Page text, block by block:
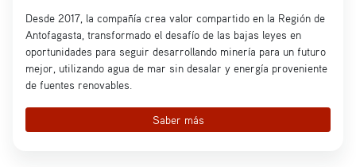
Desde 2017, la compañía crea valor compartido en la Región de
Antofagasta, transformado el desafío de las bajas leyes en
oportunidades para seguir desarrollando minería para un futuro
mejor, utilizando agua de mar sin desalar y energía proveniente
de fuentes renovables.
Saber más